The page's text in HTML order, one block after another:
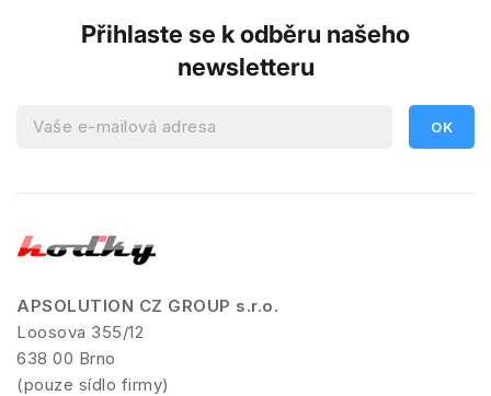
Přihlaste se k odběru našeho
newsletteru
APSOLUTION CZ GROUP s.r.o.
Loosova 355/12
638 00 Brno
(pouze sídlo firmy)